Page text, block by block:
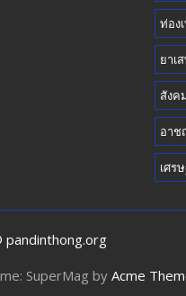
ท่อง
ยาเ
สังค
อาช
เศร
SuperMag byAcme